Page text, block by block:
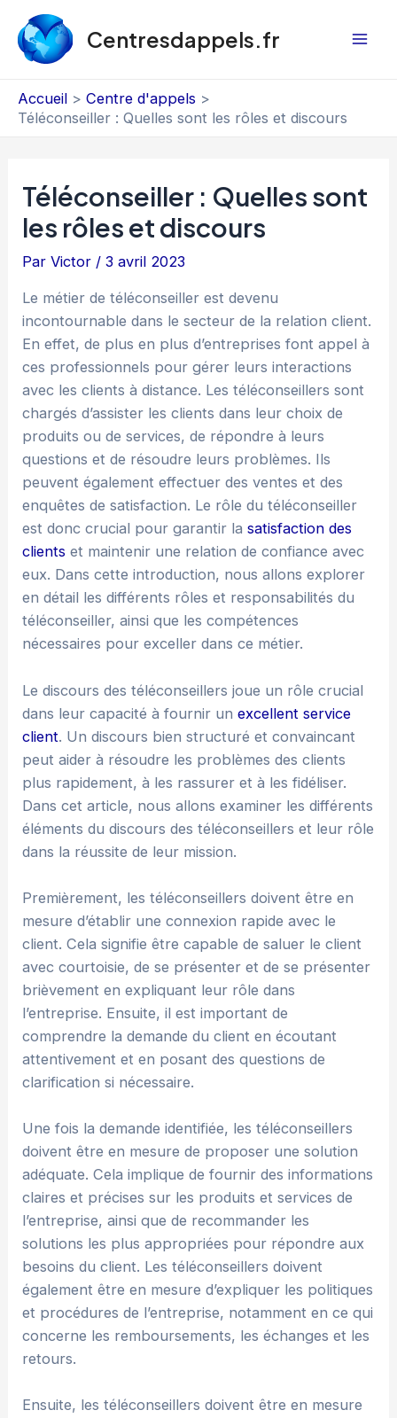
contenu
Centresdappels.fr
Accueil
Centre d'appels
Téléconseiller : Quelles sont les rôles et discours
Téléconseiller : Quelles sont
les rôles et discours
ParVictor /3 avril 2023
Le métier de téléconseiller est devenu
incontournable dans le secteur de la relation client.
En effet, de plus en plus d’entreprises font appel à
ces professionnels pour gérer leurs interactions
avec les clients à distance. Les téléconseillers sont
chargés d’assister les clients dans leur choix de
produits ou de services, de répondre à leurs
questions et de résoudre leurs problèmes. Ils
peuvent également effectuer des ventes et des
enquêtes de satisfaction. Le rôle du téléconseiller
est donc crucial pour garantir lasatisfaction des
clients et maintenir une relation de confiance avec
eux. Dans cette introduction, nous allons explorer
en détail les différents rôles et responsabilités du
téléconseiller, ainsi que les compétences
nécessaires pour exceller dans ce métier.
Le discours des téléconseillers joue un rôle crucial
dans leur capacité à fournir unexcellent service
client. Un discours bien structuré et convaincant
peut aider à résoudre les problèmes des clients
plus rapidement, à les rassurer et à les fidéliser.
Dans cet article, nous allons examiner les différents
éléments du discours des téléconseillers et leur rôle
dans la réussite de leur mission.
Premièrement, les téléconseillers doivent être en
mesure d’établir une connexion rapide avec le
client. Cela signifie être capable de saluer le client
avec courtoisie, de se présenter et de se présenter
brièvement en expliquant leur rôle dans
l’entreprise. Ensuite, il est important de
comprendre la demande du client en écoutant
attentivement et en posant des questions de
clarification si nécessaire.
Une fois la demande identifiée, les téléconseillers
doivent être en mesure de proposer une solution
adéquate. Cela implique de fournir des informations
claires et précises sur les produits et services de
l’entreprise, ainsi que de recommander les
solutions les plus appropriées pour répondre aux
besoins du client. Les téléconseillers doivent
également être en mesure d’expliquer les politiques
et procédures de l’entreprise, notamment en ce qui
concerne les remboursements, les échanges et les
retours.
Ensuite, les téléconseillers doivent être en mesure